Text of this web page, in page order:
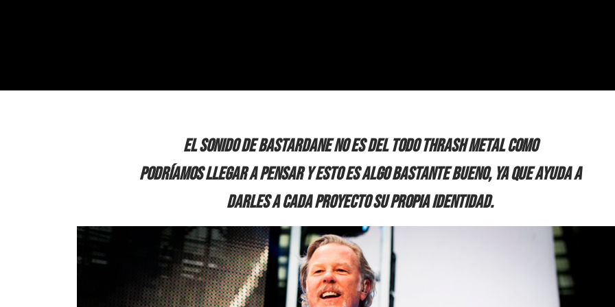
El sonido de Bastardane no es del todo thrash metal como
podríamos llegar a pensar y esto es algo bastante bueno, ya que ayuda a
darles a cada proyecto su propia identidad.